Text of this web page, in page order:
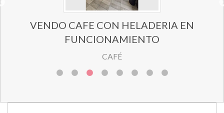
VENDO CAFE CON HELADERIA EN
FUNCIONAMIENTO
CAFÉ